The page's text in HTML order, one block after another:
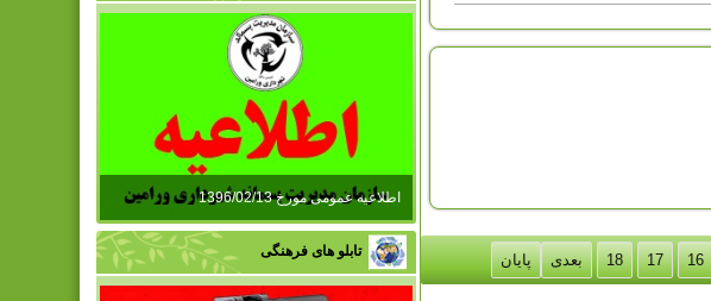
16
17
18 بعدی پایان
اطلاعیه عمومی مورخ 1396/02/13
تابلو های فرهنگی